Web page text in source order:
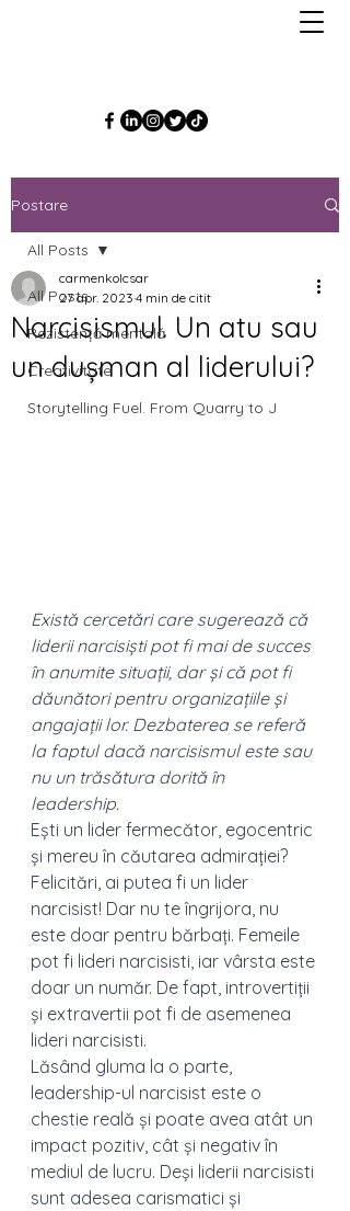
Postare
All Posts
Rezistență mentală
Creativitate
Storytelling Fuel. From Quarry to J
All Posts
Narcisismul. Un atu sau
un dușman al liderului?
carmenkolcsar
27 apr. 2023 4 min de citit
Există cercetări care sugerează că
liderii narcisiști pot fi mai de succes
în anumite situații, dar și că pot fi
dăunători pentru organizațiile și
angajații lor. Dezbaterea se referă
la faptul dacă narcisismul este sau
nu un trăsătura dorită în
leadership.
Ești un lider fermecător, egocentric
și mereu în căutarea admirației?
Felicitări, ai putea fi un lider
narcisist! Dar nu te îngrijora, nu
este doar pentru bărbați. Femeile
pot fi lideri narcisisti, iar vârsta este
doar un număr. De fapt, introvertiții
și extravertii pot fi de asemenea
lideri narcisisti.
Lăsând gluma la o parte,
leadership-ul narcisist este o
chestie reală și poate avea atât un
impact pozitiv, cât și negativ în
mediul de lucru. Deși liderii narcisisti
sunt adesea carismatici și